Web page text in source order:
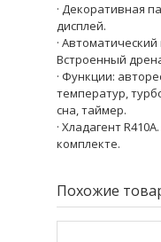
· Декоративная
дисплей.
·
Встроенный
· Функции:
температур,
сна, таймер.
· Хладагент
комплекте.
Похожие